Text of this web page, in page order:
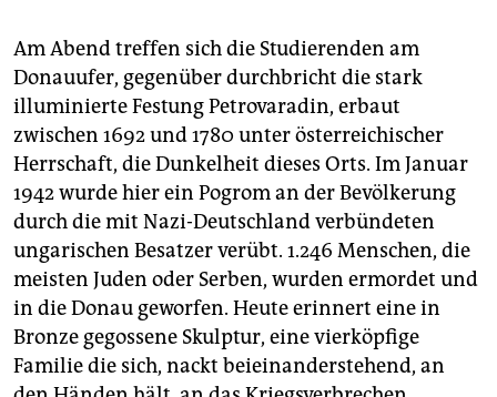
Am Abend treffen sich die Studierenden am
Donauufer, gegenüber durchbricht die stark
illuminierte Festung Petrovaradin, erbaut
zwischen 1692 und 1780 unter österreichischer
Herrschaft, die Dunkelheit dieses Orts. Im Januar
1942 wurde hier ein Pogrom an der Bevölkerung
durch die mit Nazi-Deutschland verbündeten
ungarischen Besatzer verübt. 1.246 Menschen, die
meisten Juden oder Serben, wurden ermordet und
in die Donau geworfen. Heute erinnert eine in
Bronze gegossene Skulptur, eine vierköpfige
Familie die sich, nackt beieinanderstehend, an